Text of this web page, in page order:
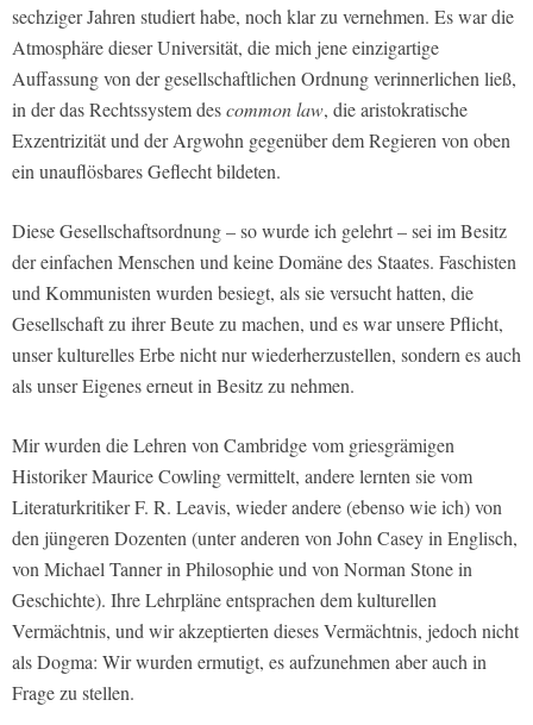
sechziger Jahren studiert habe, noch klar zu vernehmen. Es war die
Atmosphäre dieser Universität, die mich jene einzigartige
Auffassung von der gesellschaftlichen Ordnung verinnerlichen ließ,
in der das Rechtssystem descommon law, die aristokratische
Exzentrizität und der Argwohn gegenüber dem Regieren von oben
ein unauflösbares Geflecht bildeten.
Diese Gesellschaftsordnung – so wurde ich gelehrt – sei im Besitz
der einfachen Menschen und keine Domäne des Staates. Faschisten
und Kommunisten wurden besiegt, als sie versucht hatten, die
Gesellschaft zu ihrer Beute zu machen, und es war unsere Pflicht,
unser kulturelles Erbe nicht nur wiederherzustellen, sondern es auch
als unser Eigenes erneut in Besitz zu nehmen.
Mir wurden die Lehren von Cambridge vom griesgrämigen
Historiker Maurice Cowling vermittelt, andere lernten sie vom
Literaturkritiker F. R. Leavis, wieder andere (ebenso wie ich) von
den jüngeren Dozenten (unter anderen von John Casey in Englisch,
von Michael Tanner in Philosophie und von Norman Stone in
Geschichte). Ihre Lehrpläne entsprachen dem kulturellen
Vermächtnis, und wir akzeptierten dieses Vermächtnis, jedoch nicht
als Dogma: Wir wurden ermutigt, es aufzunehmen aber auch in
Frage zu stellen.